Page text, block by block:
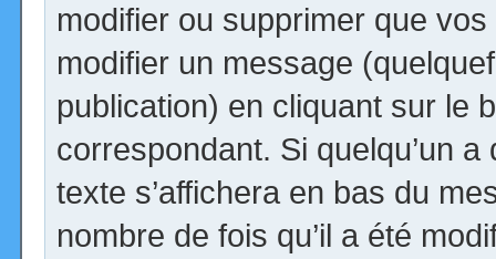
modifier ou supprimer que
modifier un message
publication) en cliquant sur le
correspondant. Si quelqu’un
texte s’affichera en bas du
nombre de fois qu’il a été